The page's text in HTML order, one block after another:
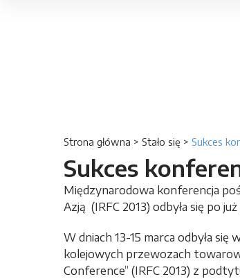
Strona główna > Stało się > Sukces
Sukces
Międzynarodowa konferencja
Azją (IRFC 2013) odbyła się po
W dniach 13-15 marca odbyła
kolejowych przewozach
Conference” (IRFC 2013) z